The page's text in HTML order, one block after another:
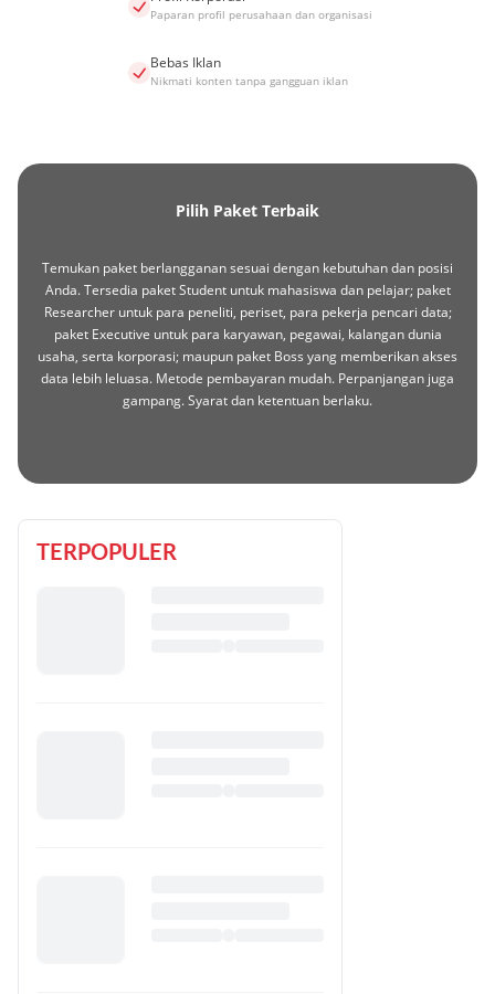
Paparan profil perusahaan dan organisasi
Bebas Iklan
Nikmati konten tanpa gangguan iklan
Pilih Paket Terbaik
Temukan paket berlangganan sesuai dengan kebutuhan dan posisi
Anda. Tersedia paket Student untuk mahasiswa dan pelajar; paket
Researcher untuk para peneliti, periset, para pekerja pencari data;
paket Executive untuk para karyawan, pegawai, kalangan dunia
usaha, serta korporasi; maupun paket Boss yang memberikan akses
data lebih leluasa. Metode pembayaran mudah. Perpanjangan juga
gampang. Syarat dan ketentuan berlaku.
TERPOPULER